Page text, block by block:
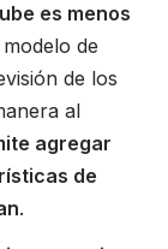
es menos
de
de los
al
agregar
de
.